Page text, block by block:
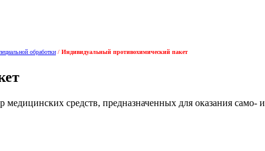
обработки / Индивидуальный противохимический пакет
средств, предназначенных для оказания само- и